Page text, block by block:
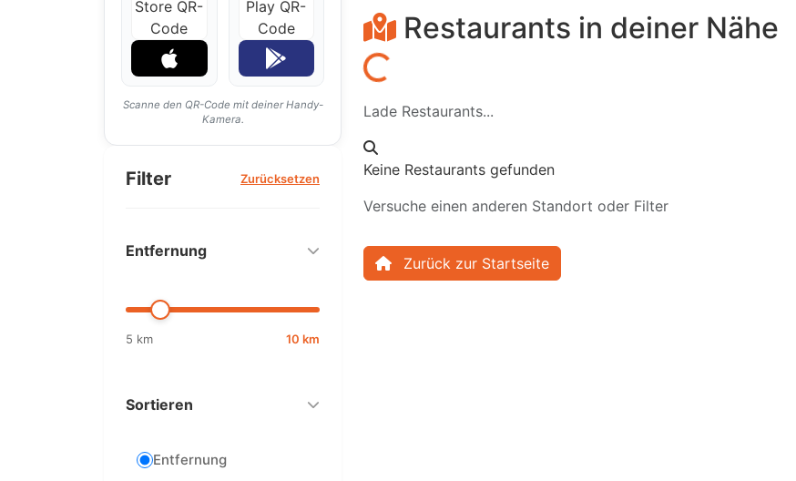
Scanne den QR-Code mit deiner Handy-
Kamera.
Filter Zurücksetzen
Entfernung
5 km 10 km
Sortieren
Entfernung
Restaurants in deiner Nähe
Laden...
Lade Restaurants...
Keine Restaurants gefunden
Versuche einen anderen Standort oder Filter
Zurück zur Startseite